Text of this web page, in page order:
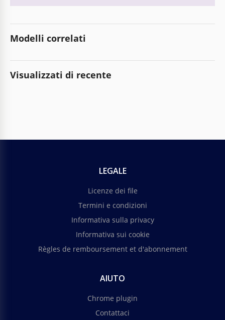
Modelli correlati
Visualizzati di recente
LEGALE
Licenze dei file
Termini e condizioni
Informativa sulla privacy
Informativa sui cookie
Règles de remboursement et d'abonnement
AIUTO
Chrome plugin
Contattaci